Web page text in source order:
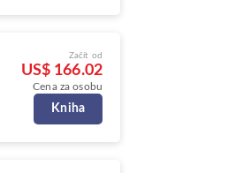
Začít od
US$ 166.02
Cena za osobu
Kniha